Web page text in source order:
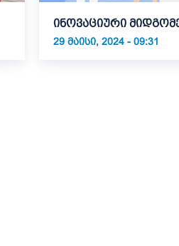
ინოვაციური
29 ᲛᲐᲘᲡᲘ, 2024 - 09:31